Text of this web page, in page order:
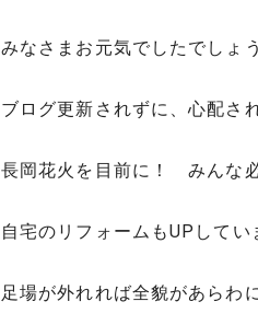
みなさまお元気でしたでしょ
ブログ更新されずに、心配さ
長岡花火を目前に！ みんな
自宅のリフォームもUPしてい
足場が外れれば全貌があら